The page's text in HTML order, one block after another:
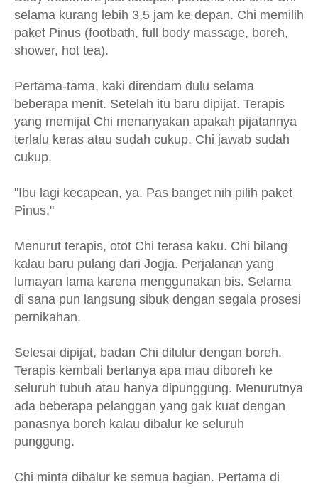
selama kurang lebih 3,5 jam ke depan. Chi memilih
paket Pinus (footbath, full body massage, boreh,
shower, hot tea).
Pertama-tama, kaki direndam dulu selama
beberapa menit. Setelah itu baru dipijat. Terapis
yang memijat Chi menanyakan apakah pijatannya
terlalu keras atau sudah cukup. Chi jawab sudah
cukup.
"Ibu lagi kecapean, ya. Pas banget nih pilih paket
Pinus."
Menurut terapis, otot Chi terasa kaku. Chi bilang
kalau baru pulang dari Jogja. Perjalanan yang
lumayan lama karena menggunakan bis. Selama
di sana pun langsung sibuk dengan segala prosesi
pernikahan.
Selesai dipijat, badan Chi dilulur dengan boreh.
Terapis kembali bertanya apa mau diboreh ke
seluruh tubuh atau hanya dipunggung. Menurutnya
ada beberapa pelanggan yang gak kuat dengan
panasnya boreh kalau dibalur ke seluruh
punggung.
Chi minta dibalur ke semua bagian. Pertama di